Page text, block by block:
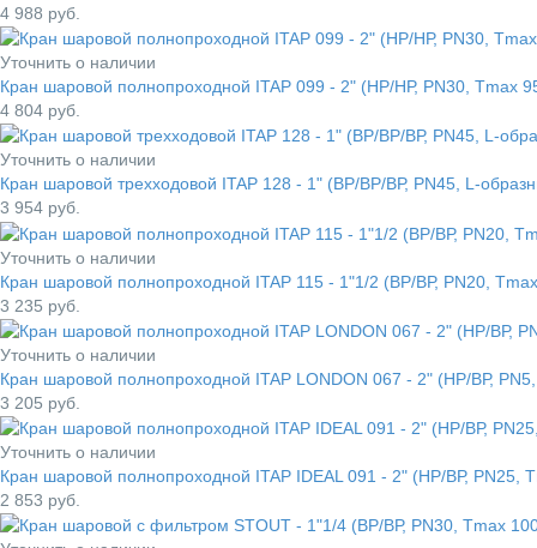
4 988 руб.
Уточнить о наличии
Кран шаровой полнопроходной ITAP 099 - 2" (НР/НР, PN30, Tmax
4 804 руб.
Уточнить о наличии
Кран шаровой трехходовой ITAP 128 - 1" (ВР/ВР/ВР, PN45, L-
3 954 руб.
Уточнить о наличии
Кран шаровой полнопроходной ITAP 115 - 1"1/2 (ВР/ВР, PN20,
3 235 руб.
Уточнить о наличии
Кран шаровой полнопроходной ITAP LONDON 067 - 2" (НР/ВР,
3 205 руб.
Уточнить о наличии
Кран шаровой полнопроходной ITAP IDEAL 091 - 2" (НР/ВР, PN25,
2 853 руб.